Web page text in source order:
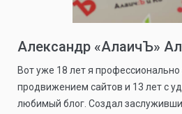
Александр «АлаичЪ»
Вот уже 18 лет я
продвижением сайтов и 13 лет с
любимый блог. Создал